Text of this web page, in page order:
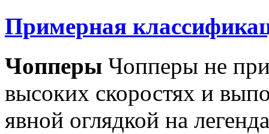
Примерная
Чопперы Чопперы не
высоких скоростях и
явной оглядкой на